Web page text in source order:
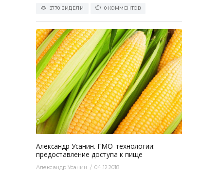
3770 ВИДЕЛИ 0 КОММЕНТОВ
0
Александр Усанин. ГМО-технологии:
предоставление доступа к пище
Александр Усанин 04.12.2018